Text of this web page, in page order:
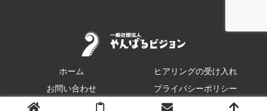
ホーム
ヒアリングの受け入れ
お問い合わせ
プライバシーポリシー
© 2022 やんばるビジョン.